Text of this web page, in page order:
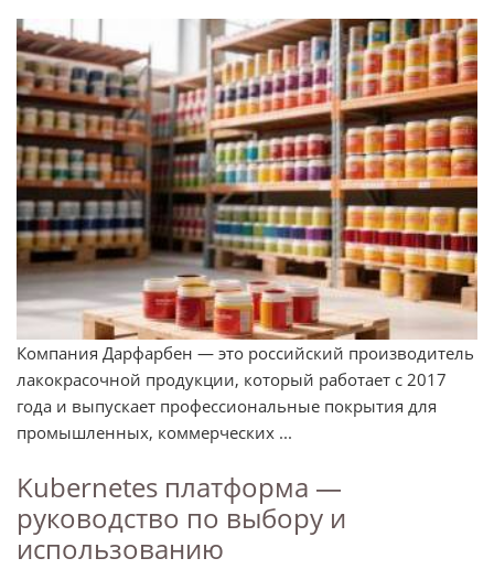
Компания Дарфарбен — это российский производитель
лакокрасочной продукции, который работает с 2017
года и выпускает профессиональные покрытия для
промышленных, коммерческих ...
Kubernetes платформа —
руководство по выбору и
использованию